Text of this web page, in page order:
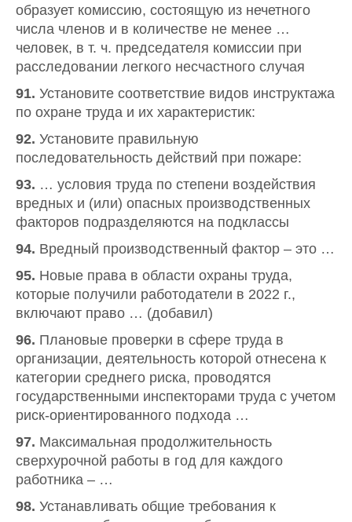
образует комиссию, состоящую из нечетного
числа членов и в количестве не менее …
человек, в т. ч. председателя комиссии при
расследовании легкого несчастного случая
91. Установите соответствие видов инструктажа
по охране труда и их характеристик:
92. Установите правильную
последовательность действий при пожаре:
93. … условия труда по степени воздействия
вредных и (или) опасных производственных
факторов подразделяются на подклассы
94. Вредный производственный фактор – это …
95. Новые права в области охраны труда,
которые получили работодатели в 2022 г.,
включают право … (добавил)
96. Плановые проверки в сфере труда в
организации, деятельность которой отнесена к
категории среднего риска, проводятся
государственными инспекторами труда с учетом
риск-ориентированного подхода …
97. Максимальная продолжительность
сверхурочной работы в год для каждого
работника – …
98. Устанавливать общие требования к